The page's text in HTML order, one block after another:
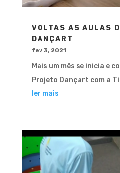
VOLTAS AS AULAS
DANÇART
fev 3, 2021
Mais um mês se inicia e
Projeto Dançart com a
ler mais